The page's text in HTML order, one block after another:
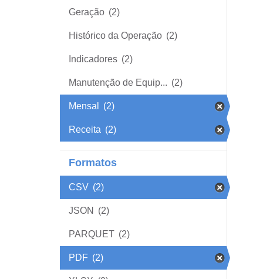
Geração (2)
Histórico da Operação (2)
Indicadores (2)
Manutenção de Equip... (2)
Mensal (2)
Receita (2)
Formatos
CSV (2)
JSON (2)
PARQUET (2)
PDF (2)